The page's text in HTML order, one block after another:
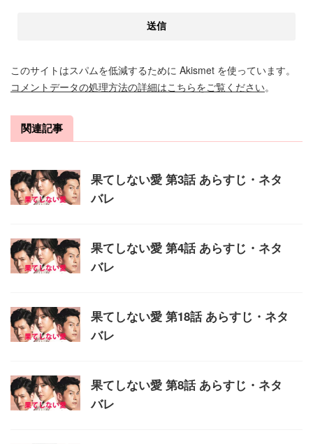
このサイトはスパムを低減するために Akismet を使っています。
コメントデータの処理方法の詳細はこちらをご覧ください。
関連記事
果てしない愛 第3話 あらすじ・ネタ
バレ
果てしない愛 第4話 あらすじ・ネタ
バレ
果てしない愛 第18話 あらすじ・ネタ
バレ
果てしない愛 第8話 あらすじ・ネタ
バレ